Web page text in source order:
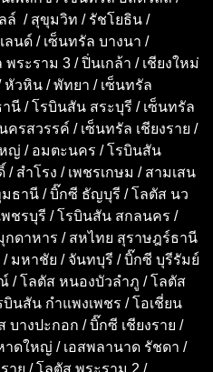
ล์ / สุขุมวิท / รัชโยธิน /
นด์ / เซ็นทรัล บางนา /
ระราม 3 / ปิ่นเกล้า / เชียงใหม่
หัวหิน / พัทยา / เซ็นทรัล
นี / โรบินสัน สระบุรี / เซ็นทรัล
รสวรรค์ / เซ็นทรัล เชียงราย /
ญ่ / อมตะนคร / โรบินสัน
สำโรง / เพชรเกษม / สามเสน
ธานี / บิ๊กซี ธัญบุรี / โลตัส นว
ชรบุรี / โรบินสัน สกลนคร /
กดาหาร / สหไทย สุราษฎร์ธานี
/ มหาชัย / จันทบุรี / บิ๊กซี บุรีรัมย์
/ โลตัส หนองบัวลำภู / โลตัส
นสัน กำแพงเพชร / โอเชี่ยน
บางปะกอก / บิ๊กซี เชียงราย /
าดใหญ่ / เอสพลานาด รัชดา /
าย / โลตัส พระราม 2 /